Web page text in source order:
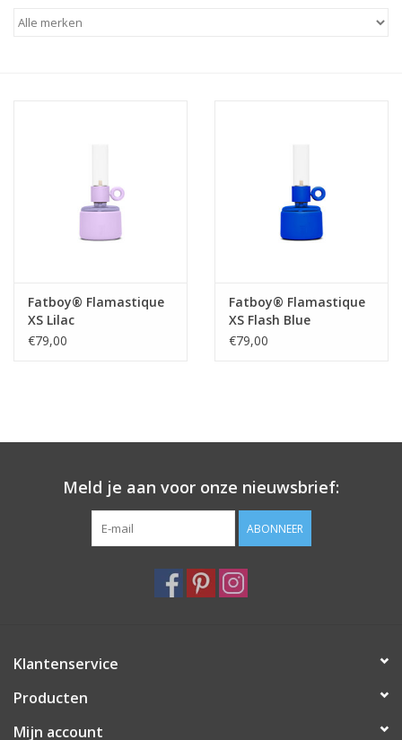
Fatboy® Flamastique
XS Lilac
€79,00
Fatboy® Flamastique
XS Flash Blue
€79,00
Meld je aan voor onze nieuwsbrief:
ABONNEER
Klantenservice
Producten
Mijn account